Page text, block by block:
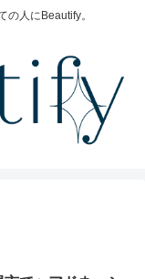
の人にBeautify。